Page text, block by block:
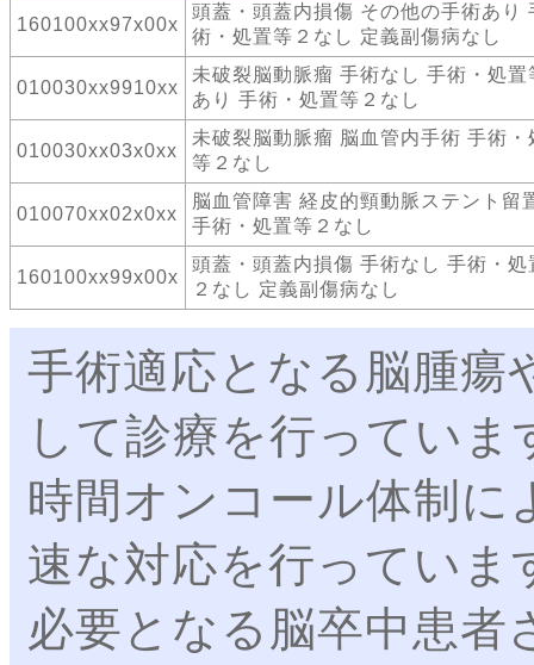
160100xx97x00x
頭蓋・頭蓋内損傷 その他の手術あり
術・処置等２なし 定義副傷病なし
010030xx9910xx
未破裂脳動脈瘤 手術なし 手術・処置
あり 手術・処置等２なし
010030xx03x0xx
未破裂脳動脈瘤 脳血管内手術 手術・
等２なし
010070xx02x0xx
脳血管障害 経皮的頸動脈ステント留
手術・処置等２なし
160100xx99x00x
頭蓋・頭蓋内損傷 手術なし 手術・処
２なし 定義副傷病なし
手術適応となる脳腫瘍
して診療を行ってい
時間オンコール体制に
速な対応を行っていま
必要となる脳卒中患者